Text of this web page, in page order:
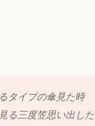
タイプの傘見た時
る三度笠思い出した